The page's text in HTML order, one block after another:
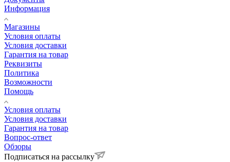
Информация
Магазины
Условия оплаты
Условия доставки
Гарантия на товар
Реквизиты
Политика
Возможности
Помощь
Условия оплаты
Условия доставки
Гарантия на товар
Вопрос-ответ
Обзоры
Подписаться на рассылку